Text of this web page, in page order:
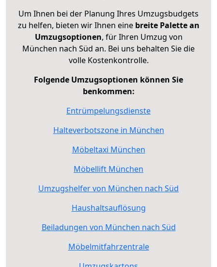
Um Ihnen bei der Planung Ihres Umzugsbudgets
zu helfen, bieten wir Ihnen eine breite Palette an
Umzugsoptionen, für Ihren Umzug von
München nach Süd an. Bei uns behalten Sie die
volle Kostenkontrolle.
Folgende Umzugsoptionen können Sie
benkommen:
Entrümpelungsdienste
Halteverbotszone in München
Möbeltaxi München
Möbellift München
Umzugshelfer von München nach Süd
Haushaltsauflösung
Beiladungen von München nach Süd
Möbelmitfahrzentrale